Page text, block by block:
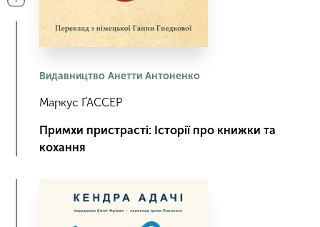
Видавництво Анетти Антоненко
Маркус ҐАССЕР
Примхи пристрасті: Історії про книжки та
кохання